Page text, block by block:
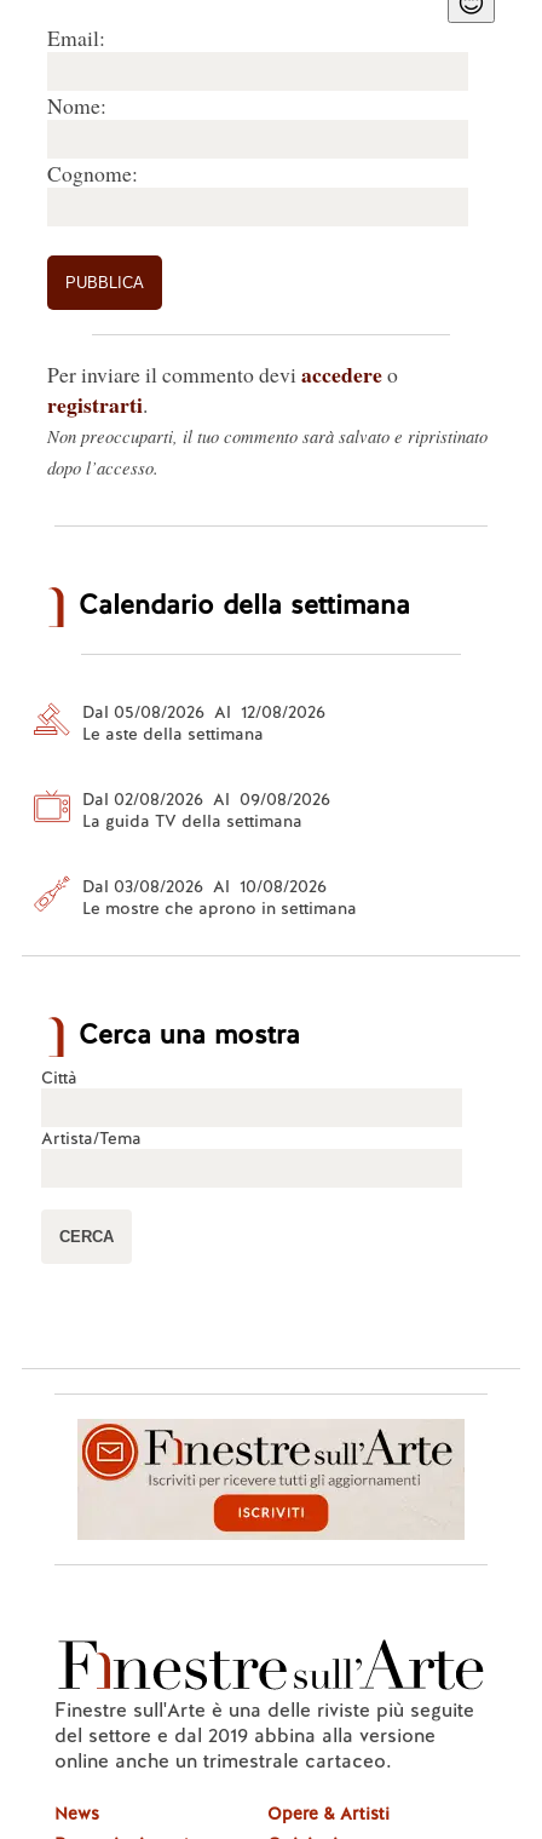
Email:
Nome:
Cognome:
Per inviare il commento devi accedereo
registrarti.
Non preoccuparti, il tuo commento sarà salvato e ripristinato
dopo l’accesso.
Calendario della settimana
Dal 05/08/2026 Al 12/08/2026
Le aste della settimana
Dal 02/08/2026 Al 09/08/2026
La guida TV della settimana
Dal 03/08/2026 Al 10/08/2026
Le mostre che aprono in settimana
Cerca una mostra
Città
Artista/Tema
Finestre sull'Arte è una delle riviste più seguite
del settore e dal 2019 abbina alla versione
online anche un trimestrale cartaceo.
News
Opere & Artisti